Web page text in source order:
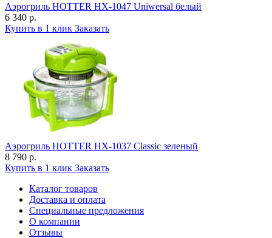
Аэрогриль HOTTER HX-1047 Uniwersal белый
6 340 р.
Купить в 1 клик Заказать
Аэрогриль HOTTER HX-1037 Classic зеленый
8 790 р.
Купить в 1 клик Заказать
Каталог товаров
Доставка и оплата
Специальные предложения
О компании
Отзывы